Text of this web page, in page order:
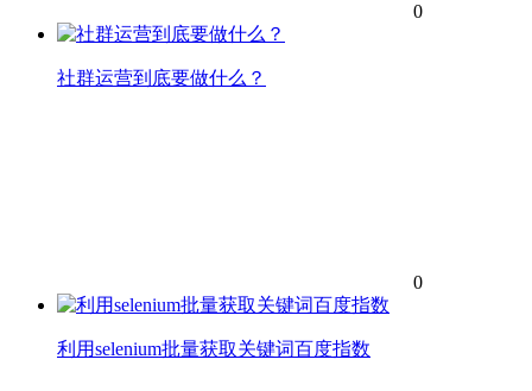
0
社群运营到底要做什么？
0
利用selenium批量获取关键词百度指数